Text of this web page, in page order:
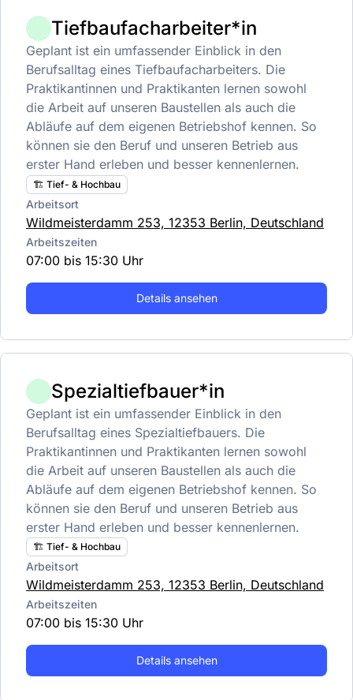
Tiefbaufacharbeiter*in
Geplant ist ein umfassender Einblick in den
Berufsalltag eines Tiefbaufacharbeiters. Die
Praktikantinnen und Praktikanten lernen sowohl
die Arbeit auf unseren Baustellen als auch die
Abläufe auf dem eigenen Betriebshof kennen. So
können sie den Beruf und unseren Betrieb aus
erster Hand erleben und besser kennenlernen.
🏗️ Tief- & Hochbau
Arbeitsort
Wildmeisterdamm 253, 12353 Berlin, Deutschland
Arbeitszeiten
07:00 bis 15:30 Uhr
Details ansehen
Spezialtiefbauer*in
Geplant ist ein umfassender Einblick in den
Berufsalltag eines Spezialtiefbauers. Die
Praktikantinnen und Praktikanten lernen sowohl
die Arbeit auf unseren Baustellen als auch die
Abläufe auf dem eigenen Betriebshof kennen. So
können sie den Beruf und unseren Betrieb aus
erster Hand erleben und besser kennenlernen.
🏗️ Tief- & Hochbau
Arbeitsort
Wildmeisterdamm 253, 12353 Berlin, Deutschland
Arbeitszeiten
07:00 bis 15:30 Uhr
Details ansehen